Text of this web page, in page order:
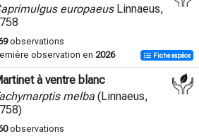
europaeusLinnaeus,
observations
observation en 2026 Fiche espèce
à ventre blanc
melba (Linnaeus,
observations